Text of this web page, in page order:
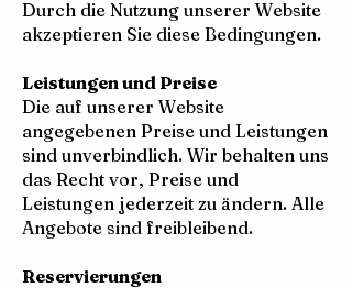
Durch die Nutzung unserer Website
akzeptieren Sie diese Bedingungen.
Leistungen und Preise
Die auf unserer Website
angegebenen Preise und Leistungen
sind unverbindlich. Wir behalten uns
das Recht vor, Preise und
Leistungen jederzeit zu ändern. Alle
Angebote sind freibleibend.
Reservierungen